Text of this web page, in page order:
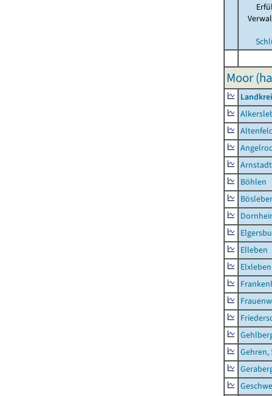
Moor
Böhlen
Elleben
Elxleben
Gehren,